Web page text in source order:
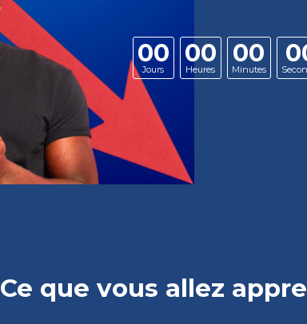
00
Jours
00
Heures
00
Minutes
Ce que vous allez